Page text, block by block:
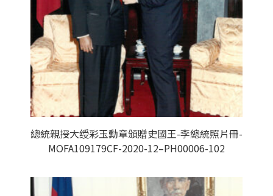
總統親授大绶彩玉勳章頒贈史國王-李總統照片冊-
MOFA109179CF-2020-12–PH00006-102